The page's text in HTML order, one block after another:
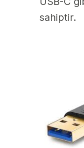
sahiptir.